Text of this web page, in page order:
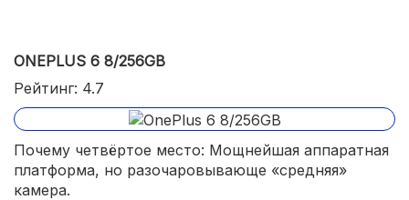
ONEPLUS 6 8/256GB
Рейтинг: 4.7
Почему четвёртое место: Мощнейшая аппаратная
платформа, но разочаровывающе «средняя»
камера.